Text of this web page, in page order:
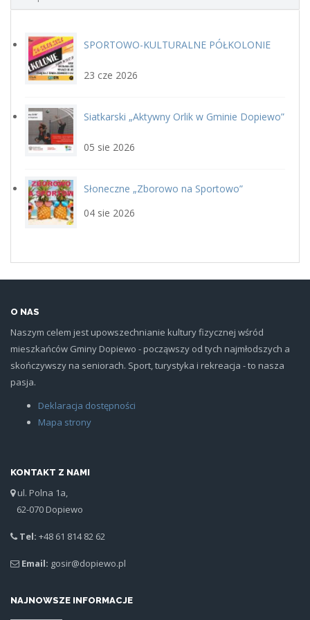
plakat.jpg
SPORTOWO-KULTURALNE PÓŁKOLONIE
23 cze 2026
siatka_poziom.jpg
Siatkarski „Aktywny Orlik w Gminie Dopiewo”
05 sie 2026
Słoneczne „Zborowo na Sportowo”
04 sie 2026
O NAS
Naszym celem jest upowszechnianie kultury fizycznej wśród
mieszkańców Gminy Dopiewo - począwszy od tych najmłodszych a
skończywszy na seniorach. Sport, turystyka i rekreacja - to nasza
pasja.
Deklaracja dostępności
Mapa strony
KONTAKT Z NAMI
ul. Polna 1a,
62-070 Dopiewo
Tel: +48 61 814 82 62
Email: gosir@dopiewo.pl
NAJNOWSZE INFORMACJE